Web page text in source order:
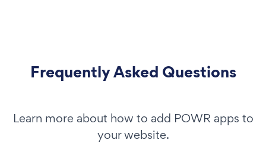
Frequently Asked Questions
Learn more about how to add POWR apps to
your website.